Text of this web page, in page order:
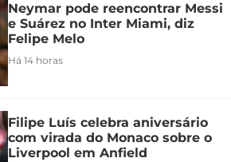
Neymar pode reencontrar Messi
e Suárez no Inter Miami, diz
Felipe Melo
Há 14 horas
Filipe Luís celebra aniversário
com virada do Monaco sobre o
Liverpool em Anfield